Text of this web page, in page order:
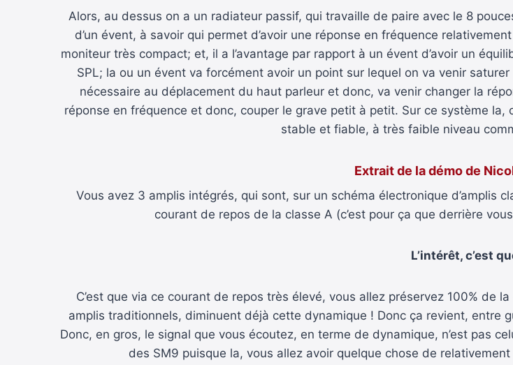
Alors, au dessus on a un radiateur passif, qui travaille de paire avec le 8
d’un évent, à savoir qui permet d’avoir une réponse en fréquence
moniteur très compact; et, il a l’avantage par rapport à un évent d’avoir un
SPL; la ou un évent va forcément avoir un point sur lequel on va venir
nécessaire au déplacement du haut parleur et donc, va venir changer la
réponse en fréquence et donc, couper le grave petit à petit. Sur ce système
stable et fiable, à très faible niveau
Extrait de la démo de
Vous avez 3 amplis intégrés, qui sont, sur un schéma électronique d’amplis
courant de repos de la classe A (c’est pour ça que derrière
L’intérêt, c’est
C’est que via ce courant de repos très élevé, vous allez préservez 100% de
amplis traditionnels, diminuent déjà cette dynamique ! Donc ça revient, entre
Donc, en gros, le signal que vous écoutez, en terme de dynamique, n’est pas
des SM9 puisque la, vous allez avoir quelque chose de